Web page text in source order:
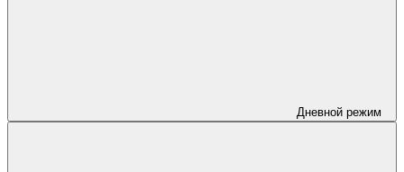
Дневной режим